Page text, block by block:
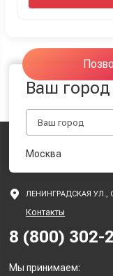
Ваш
Москва
ЛЕНИНГРАДСКАЯ УЛ.,
Контакты
8 (800) 302-
Мы принимаем: